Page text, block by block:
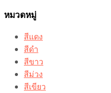
หมวดหมู่
สีแดง
สีดำ
สีขาว
สีม่วง
สีเขียว